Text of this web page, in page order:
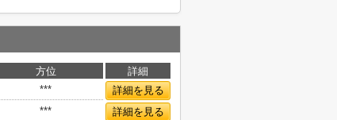
方位
詳細
***
詳細を見る
*** 詳細を見る